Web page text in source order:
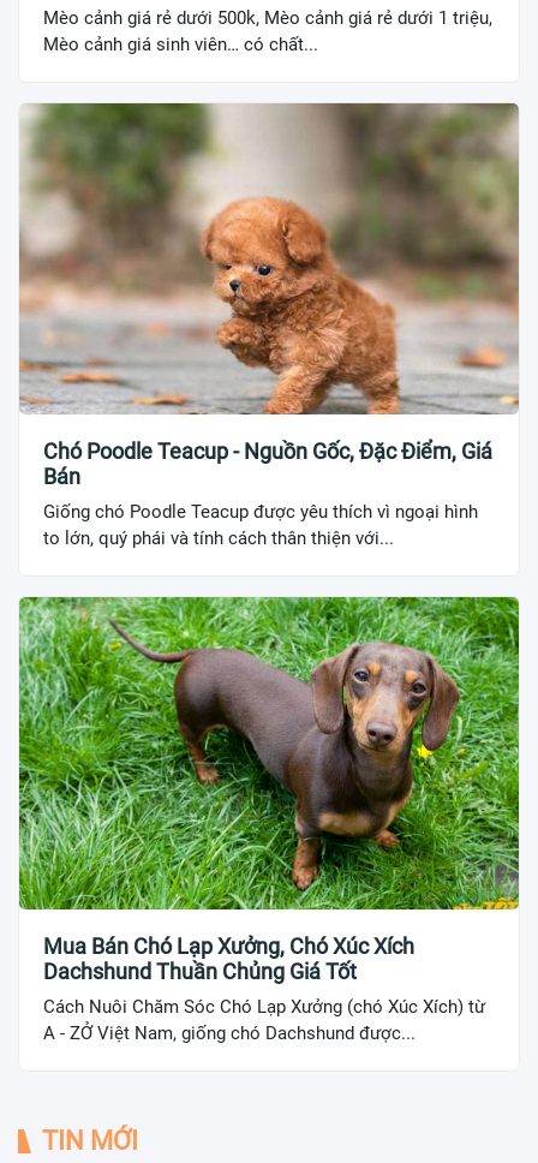
Mèo cảnh giá rẻ dưới 500k, Mèo cảnh giá rẻ dưới 1 triệu,
Mèo cảnh giá sinh viên… có chất...
Chó Poodle Teacup - Nguồn Gốc, Đặc Điểm, Giá
Bán
Giống chó Poodle Teacup được yêu thích vì ngoại hình
to lớn, quý phái và tính cách thân thiện với...
Mua Bán Chó Lạp Xưởng, Chó Xúc Xích
Dachshund Thuần Chủng Giá Tốt
Cách Nuôi Chăm Sóc Chó Lạp Xưởng (chó Xúc Xích) từ
A - ZỞ Việt Nam, giống chó Dachshund được...
TIN MỚI